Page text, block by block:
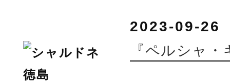
2023-09-26
『ペルシャ